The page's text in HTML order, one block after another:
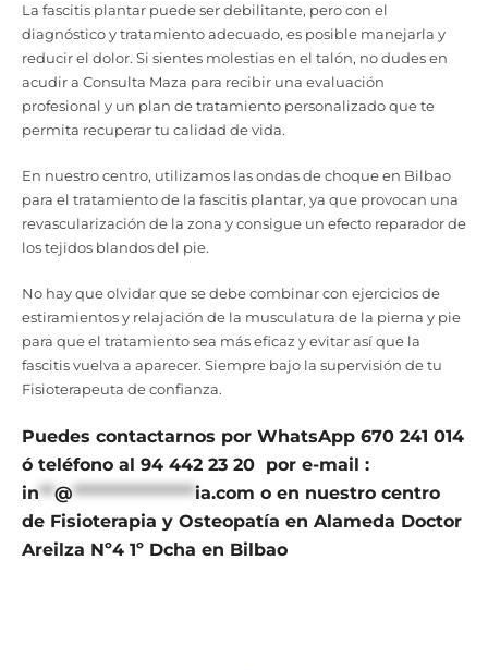
La fascitis plantar puede ser debilitante, pero con el
diagnóstico y tratamiento adecuado, es posible manejarla y
reducir el dolor. Si sientes molestias en el talón, no dudes en
acudir a Consulta Maza para recibir una evaluación
profesional y un plan de tratamiento personalizado que te
permita recuperar tu calidad de vida.
En nuestro centro, utilizamos las ondas de choque en Bilbao
para el tratamiento de la fascitis plantar, ya que provocan una
revascularización de la zona y consigue un efecto reparador de
los tejidos blandos del pie.
No hay que olvidar que se debe combinar con ejercicios de
estiramientos y relajación de la musculatura de la pierna y pie
para que el tratamiento sea más eficaz y evitar así que la
fascitis vuelva a aparecer. Siempre bajo la supervisión de tu
Fisioterapeuta de confianza.
Puedes contactarnos por WhatsApp 670 241 014
ó teléfono al 94 442 23 20 por e-mail :
in**@****************ia.com o en nuestro centro
de Fisioterapia y Osteopatía en Alameda Doctor
Areilza Nº4 1º Dcha en Bilbao